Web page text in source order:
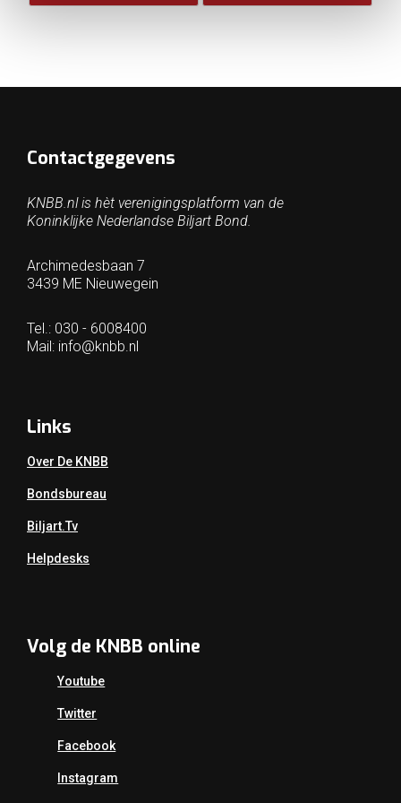
Contactgegevens
KNBB.nl is hèt verenigingsplatform van de
Koninklijke Nederlandse Biljart Bond.
Archimedesbaan 7
3439 ME Nieuwegein
Tel.: 030 - 6008400
Mail: info@knbb.nl
Links
Over De KNBB
Bondsbureau
Biljart.tv
Helpdesks
Volg de KNBB online
Youtube
Twitter
Facebook
Instagram